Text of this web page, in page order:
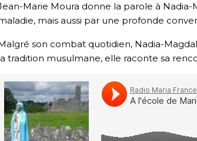
Marie Moura donne la parole à
mais aussi par une profonde
son combat quotidien, Nadia-
tradition musulmane, elle raconte sa